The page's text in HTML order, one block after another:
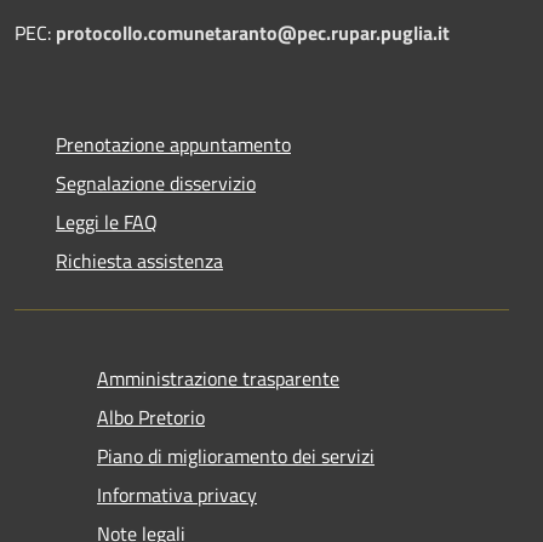
PEC: protocollo.comunetaranto@pec.rupar.puglia.it
Prenotazione appuntamento
Segnalazione disservizio
Leggi le FAQ
Richiesta assistenza
Amministrazione trasparente
Albo Pretorio
Piano di miglioramento dei servizi
Informativa privacy
Note legali